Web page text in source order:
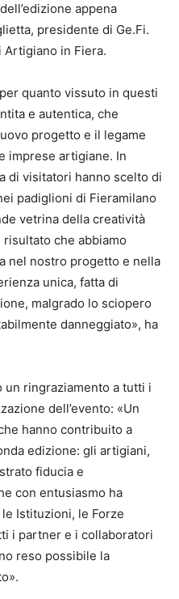
appena
presidente di Ge.Fi.
Artigiano in Fiera.
quanto vissuto in questi
e autentica, che
progetto e il legame
imprese artigiane. In
di visitatori hanno scelto di
padiglioni di Fieramilano
vetrina della creatività
che abbiamo
nel nostro progetto e nella
unica, fatta di
malgrado lo sciopero
danneggiato», ha
ringraziamento a tutti i
dell’evento: «Un
hanno contribuito a
edizione: gli artigiani,
fiducia e
con entusiasmo ha
Istituzioni, le Forze
i partner e i collaboratori
reso possibile la